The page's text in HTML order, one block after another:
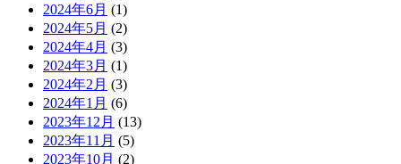
2024年6月 (1)
2024年5月 (2)
2024年4月 (3)
2024年3月 (1)
2024年2月 (3)
2024年1月 (6)
2023年12月 (13)
2023年11月 (5)
2023年10月 (2)